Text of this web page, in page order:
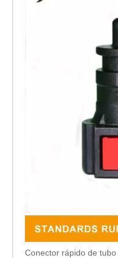
Conector rápido de